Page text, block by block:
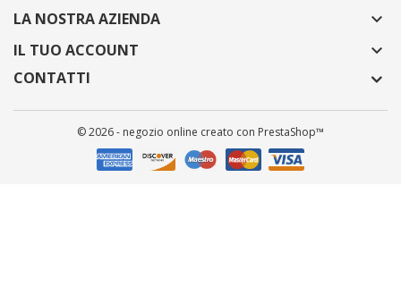
LA NOSTRA AZIENDA 
IL TUO ACCOUNT 
CONTATTI
© 2026 - negozio online creato con PrestaShop™